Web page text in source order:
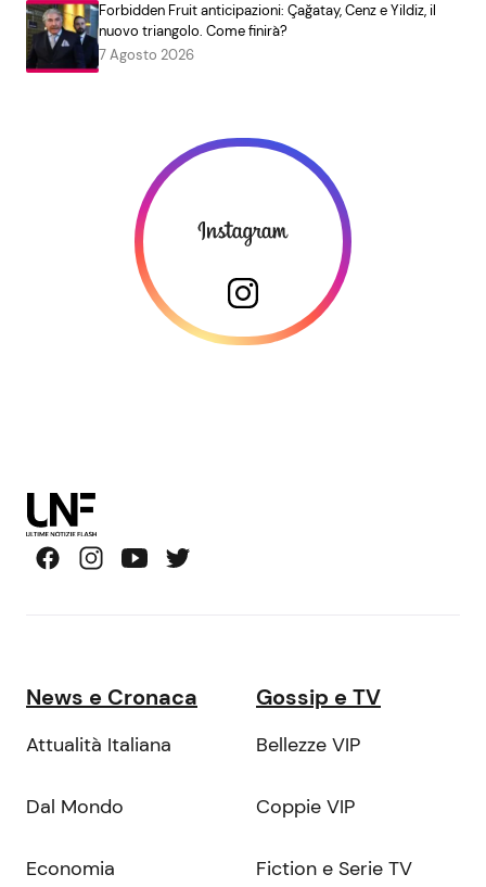
Forbidden Fruit anticipazioni: Çağatay, Cenz e Yildiz, il
nuovo triangolo. Come finirà?
7 Agosto 2026
News e Cronaca
Attualità Italiana
Dal Mondo
Economia
Gossip e TV
Bellezze VIP
Coppie VIP
Fiction e Serie TV